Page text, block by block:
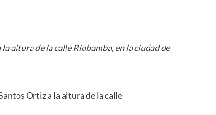
altura de la calle Riobamba, en la ciudad de
Ortiz a la altura de la calle